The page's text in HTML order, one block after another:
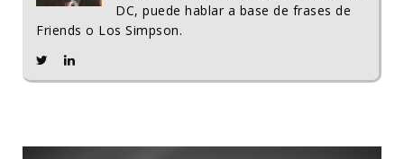
DC, puede hablar a base de frases de
Friends o Los Simpson.